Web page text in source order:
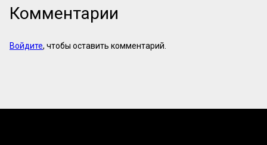
Комментарии
Войдите, чтобы оставить комментарий.